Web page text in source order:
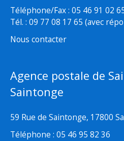
Téléphone/Fax : 05 46 91 02
Tél. : 09 77 08 17 65 (avec
Nous contacter
Agence postale de
Saintonge
59 Rue de Saintonge, 17800
Téléphone : 05 46 95 82 36